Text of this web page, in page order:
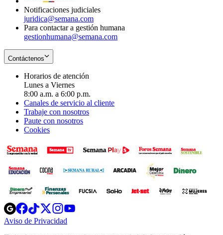
Notificaciones judiciales
juridica@semana.com
Para contactar a gestión humana
gestionhumana@semana.com
Contáctenos
Horarios de atención
Lunes a Viernes
8:00 a.m. a 6:00 p.m.
Canales de servicio al cliente
Trabaje con nosotros
Paute con nosotros
Cookies
Opens
in
new
Opens
in
new
Opens
in
new
window
Opens
new
windowwindow
Aviso de Privacidad